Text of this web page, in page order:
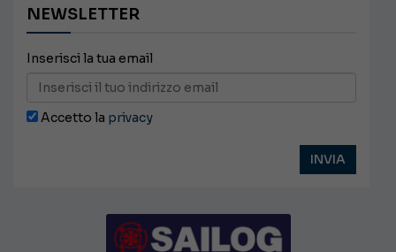
NEWSLETTER
Inserisci la tua email
Accetto la privacy